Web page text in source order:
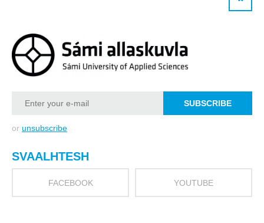
or unsubscribe
SVAALHTESH
FACEBOOK YOUTUBE